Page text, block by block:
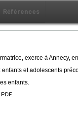
Références
exerce à Annecy,
et adolescents
enfants.